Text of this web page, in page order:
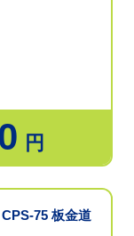
円
75 板金道